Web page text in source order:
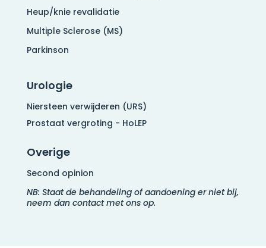
Heup/knie revalidatie
Multiple Sclerose (MS)
Parkinson
Urologie
Niersteen verwijderen (URS)
Prostaat vergroting - HoLEP
Overige
Second opinion
NB: Staat de behandeling of aandoening er niet bij,
neem dan contact met ons op.